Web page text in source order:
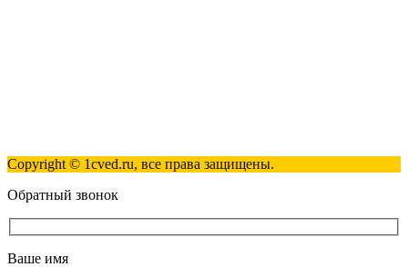
Copyright © 1cved.ru, все права защищены.
Обратный звонок
Ваше имя